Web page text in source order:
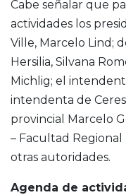
Cabe señalar que
actividades los
Ville, Marcelo Lind;
Hersilia, Silvana
Michlig; el
intendenta de
provincial Marcelo
– Facultad Regional
otras autoridades.
Agenda de